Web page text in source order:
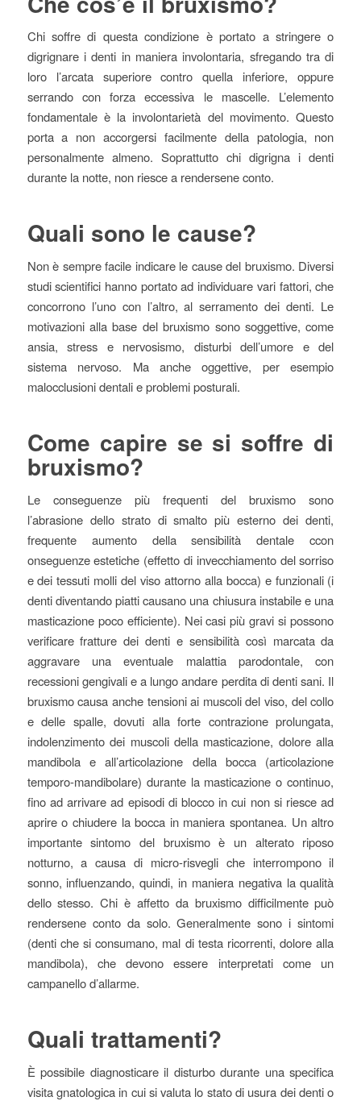
Chi soffre di questa condizione è portato a stringere o
digrignare i denti in maniera involontaria, sfregando tra di
loro l’arcata superiore contro quella inferiore, oppure
serrando con forza eccessiva le mascelle. L’elemento
fondamentale è la involontarietà del movimento. Questo
porta a non accorgersi facilmente della patologia, non
personalmente almeno. Soprattutto chi digrigna i denti
durante la notte, non riesce a rendersene conto.
Quali sono le cause?
Non è sempre facile indicare le cause del bruxismo. Diversi
studi scientifici hanno portato ad individuare vari fattori, che
concorrono l’uno con l’altro, al serramento dei denti. Le
motivazioni alla base del bruxismo sono soggettive, come
ansia, stress e nervosismo, disturbi dell’umore e del
sistema nervoso. Ma anche oggettive, per esempio
malocclusioni dentali e problemi posturali.
Come capire se si soffre di
bruxismo?
Le conseguenze più frequenti del bruxismo sono
l’abrasione dello strato di smalto più esterno dei denti,
frequente aumento della sensibilità dentale ccon
onseguenze estetiche (effetto di invecchiamento del sorriso
e dei tessuti molli del viso attorno alla bocca) e funzionali (i
denti diventando piatti causano una chiusura instabile e una
masticazione poco efficiente). Nei casi più gravi si possono
verificare fratture dei denti e sensibilità così marcata da
aggravare una eventuale malattia parodontale, con
recessioni gengivali e a lungo andare perdita di denti sani. Il
bruxismo causa anche tensioni ai muscoli del viso, del collo
e delle spalle, dovuti alla forte contrazione prolungata,
indolenzimento dei muscoli della masticazione, dolore alla
mandibola e all’articolazione della bocca (articolazione
temporo-mandibolare) durante la masticazione o continuo,
fino ad arrivare ad episodi di blocco in cui non si riesce ad
aprire o chiudere la bocca in maniera spontanea. Un altro
importante sintomo del bruxismo è un alterato riposo
notturno, a causa di micro-risvegli che interrompono il
sonno, influenzando, quindi, in maniera negativa la qualità
dello stesso. Chi è affetto da bruxismo difficilmente può
rendersene conto da solo. Generalmente sono i sintomi
(denti che si consumano, mal di testa ricorrenti, dolore alla
mandibola), che devono essere interpretati come un
campanello d’allarme.
Quali trattamenti?
È possibile diagnosticare il disturbo durante una specifica
visita gnatologica in cui si valuta lo stato di usura dei denti o